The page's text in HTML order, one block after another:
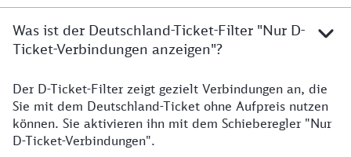
Was ist der Deutschland-Ticket-Filter "Nur D-
Ticket-Verbindungen anzeigen"?
Der D-Ticket-Filter zeigt gezielt Verbindungen an, die
Sie mit dem Deutschland-Ticket ohne Aufpreis nutzen
können. Sie aktivieren ihn mit dem Schieberegler "Nur
D-Ticket-Verbindungen".